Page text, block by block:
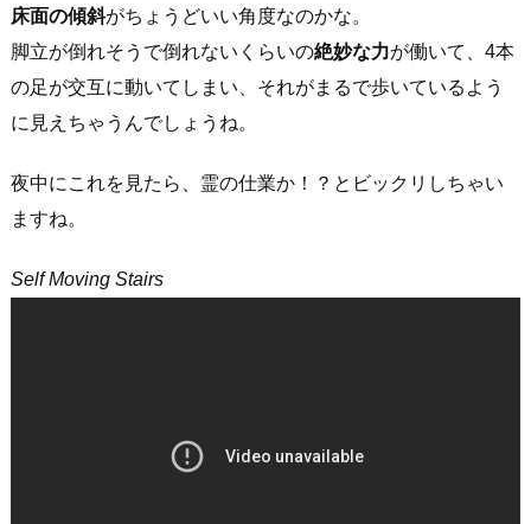
床面の傾斜がちょうどいい角度なのかな。
脚立が倒れそうで倒れないくらいの絶妙な力が働いて、4本
の足が交互に動いてしまい、それがまるで歩いているよう
に見えちゃうんでしょうね。
夜中にこれを見たら、霊の仕業か！？とビックリしちゃい
ますね。
Self Moving Stairs